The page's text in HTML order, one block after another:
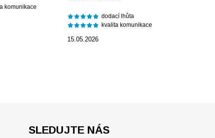
komunikace
dodací lhůta
kvalita komunikace
15.05.2026
SLEDUJTE NÁS